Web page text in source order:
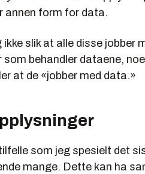
annen form for data.
slik at alle disse jobber
behandler dataene,
at de «jobber med data.»
som jeg spesielt det
mange. Dette kan ha